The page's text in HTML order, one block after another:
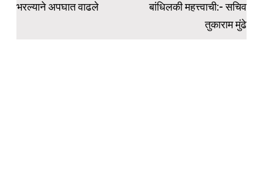
भरल्याने अपघात वाढले
बांधिलकी महत्त्वाची:- सचिव
तुकाराम मुंढे